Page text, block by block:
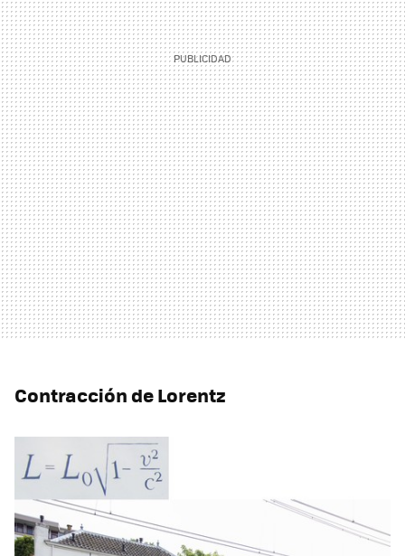
Contracción de Lorentz